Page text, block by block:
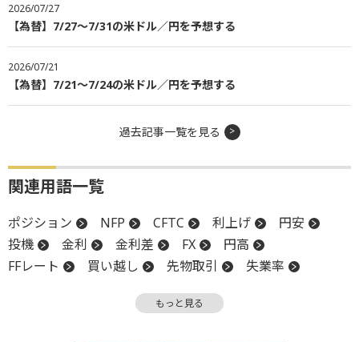
2026/07/27
【為替】7/27～7/31の米ドル／円を予想する
2026/07/21
【為替】7/21～7/24の米ドル／円を予想する
過去記事一覧を見る
関連用語一覧
ポジション NFP CFTC 利上げ
円安
投機
金利 金利差 FX
円高
FFレート
買い越し 先物取引
失業率
米連邦公開市場委員会
もっと見る